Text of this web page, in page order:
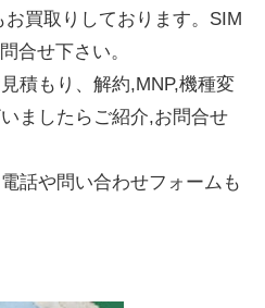
買取りしております。SIM
合せ下さい。
積もり、解約,MNP,機種変
ましたらご紹介,お問合せ
話や問い合わせフォームも